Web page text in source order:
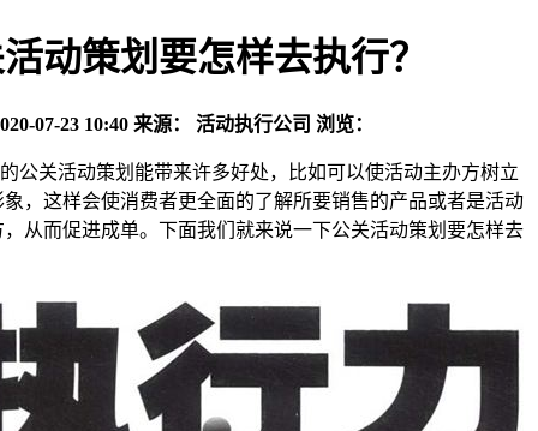
动策划要怎样去执行？
07-23 10:40 来源： 活动执行公司 浏览：
关活动策划能带来许多好处，比如可以使活动主办方树立
象，这样会使消费者更全面的了解所要销售的产品或者是活动
，从而促进成单。下面我们就来说一下公关活动策划要怎样去